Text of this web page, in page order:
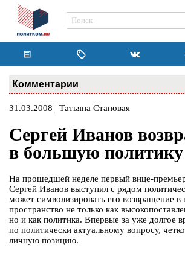
Комментарии
31.03.2008 | Татьяна Становая
Сергей Иванов
в большую политику
На прошедшей неделе первый вице-премьер
Сергей Иванов выступил с рядом
может символизировать его возвращение в
пространство не только как
но и как политика. Впервые за уже долгое
по политически актуальному вопросу,
личную позицию.